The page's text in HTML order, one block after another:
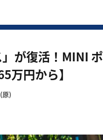
が復活！MINI
万円から】
原)